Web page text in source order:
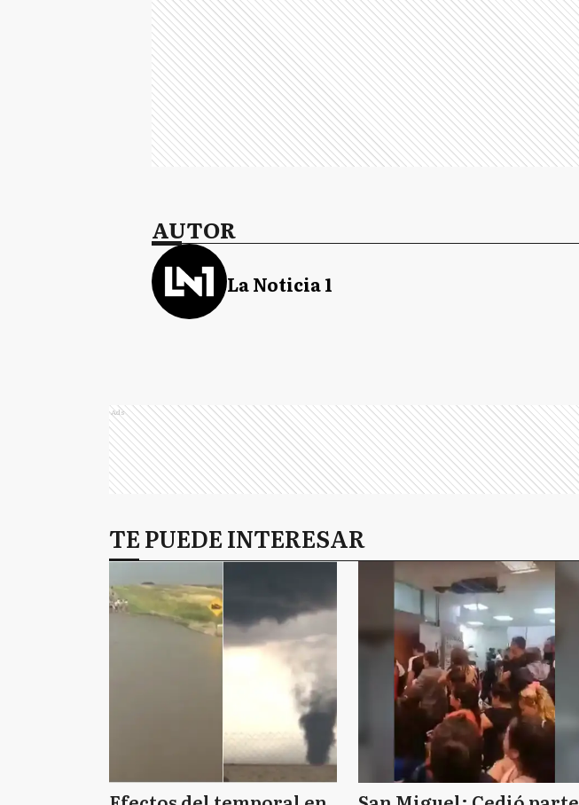
AUTOR
La Noticia 1
Ads
TE PUEDE INTERESAR